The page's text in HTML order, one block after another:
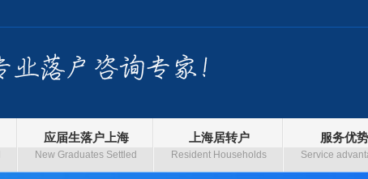
应届生落户上海
New Graduates Settled
上海居转户
Resident Households
服务优势
Service